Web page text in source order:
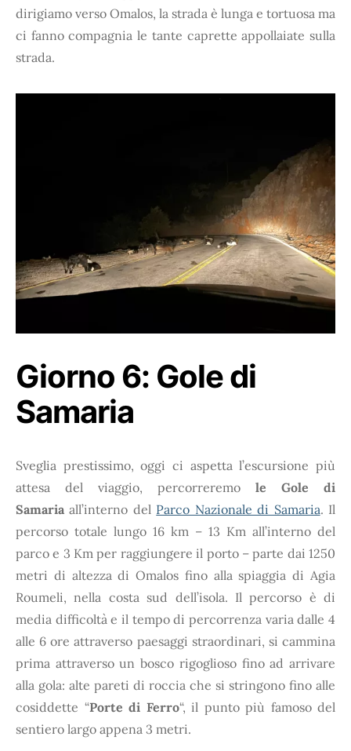
dirigiamo verso Omalos, la strada è lunga e tortuosa ma
ci fanno compagnia le tante caprette appollaiate sulla
strada.
Giorno 6: Gole di
Samaria
Sveglia prestissimo, oggi ci aspetta l’escursione più
attesa del viaggio, percorreremo le Gole di
Samaria all’interno del Parco Nazionale di Samaria. Il
percorso totale lungo 16 km – 13 Km all’interno del
parco e 3 Km per raggiungere il porto – parte dai 1250
metri di altezza di Omalos fino alla spiaggia di Agia
Roumeli, nella costa sud dell’isola. Il percorso è di
media difficoltà e il tempo di percorrenza varia dalle 4
alle 6 ore attraverso paesaggi straordinari, si cammina
prima attraverso un bosco rigoglioso fino ad arrivare
alla gola: alte pareti di roccia che si stringono fino alle
cosiddette “Porte di Ferro“, il punto più famoso del
sentiero largo appena 3 metri.